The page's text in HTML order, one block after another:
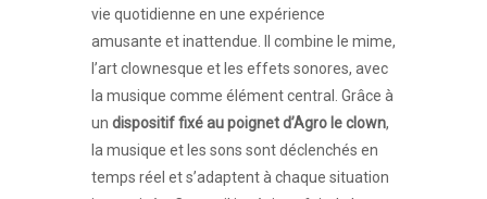
vie quotidienne en une expérience
amusante et inattendue. Il combine le mime,
l’art clownesque et les effets sonores, avec
la musique comme élément central. Grâce à
un dispositif fixé au poignet d’Agro le clown,
la musique et les sons sont déclenchés en
temps réel et s’adaptent à chaque situation